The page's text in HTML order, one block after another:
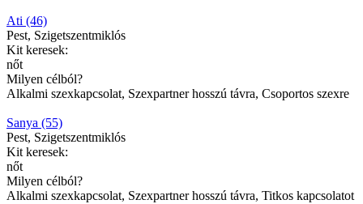
Ati (46)
Pest, Szigetszentmiklós
Kit keresek:
nőt
Milyen célból?
Alkalmi szexkapcsolat, Szexpartner hosszú távra, Csoportos szexre
Sanya (55)
Pest, Szigetszentmiklós
Kit keresek:
nőt
Milyen célból?
Alkalmi szexkapcsolat, Szexpartner hosszú távra, Titkos kapcsolatot